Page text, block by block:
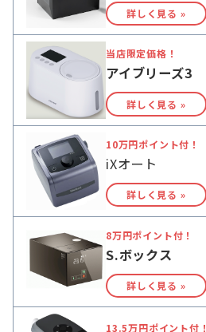
詳しく見る »
当店限定価格！
アイブリーズ3
詳しく見る »
10万円ポイント付！
iXオート
詳しく見る »
8万円ポイント付！
S.ボックス
詳しく見る »
13.5万円ポイント付！